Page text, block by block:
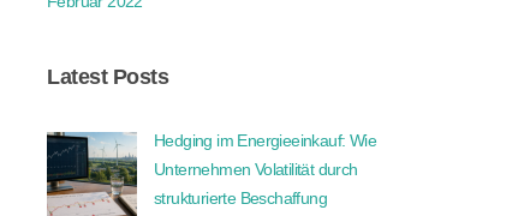
Latest Posts
Hedging im Energieeinkauf: Wie
Unternehmen Volatilität durch
strukturierte Beschaffung